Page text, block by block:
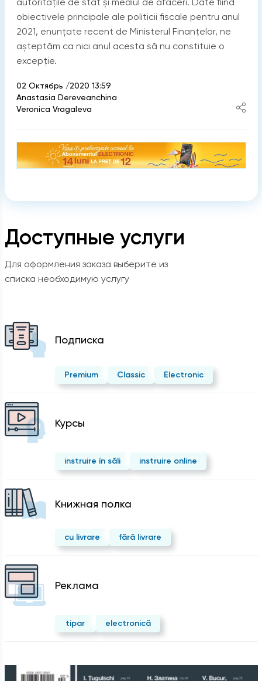
Доступные услуги
Для оформления заказа выберите из
списка необходимую услугу
Подписка
Premium Classic Electronic
Курсы
instruire în săli instruire online
Kнижная полка
cu livrare fără livrare
Реклама
tipar electronică
obiectivele principale ale politicii fiscale pentru anul
2021, enunțate recent de Ministerul Finanțelor, ne
așteptăm ca nici anul acesta să nu constituie o
excepție.
02 Октябрь /2020 13:59
Anastasia Dereveanchina
Veronica Vragaleva